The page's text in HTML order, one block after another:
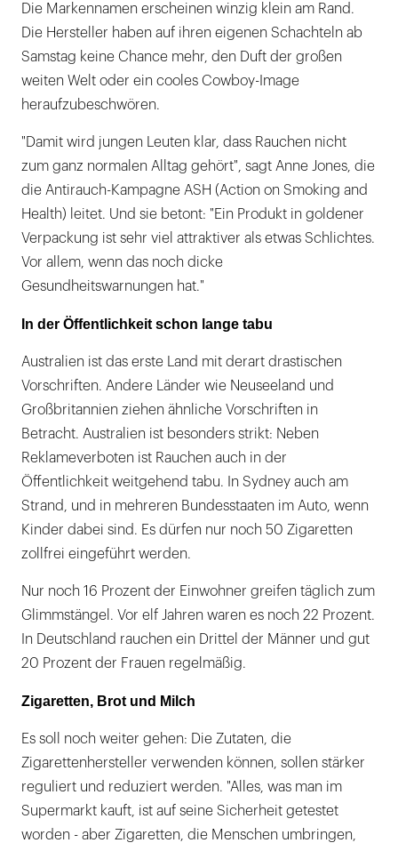
Die Markennamen erscheinen winzig klein am Rand.
Die Hersteller haben auf ihren eigenen Schachteln ab
Samstag keine Chance mehr, den Duft der großen
weiten Welt oder ein cooles Cowboy-Image
heraufzubeschwören.
"Damit wird jungen Leuten klar, dass Rauchen nicht
zum ganz normalen Alltag gehört", sagt Anne Jones, die
die Antirauch-Kampagne ASH (Action on Smoking and
Health) leitet. Und sie betont: "Ein Produkt in goldener
Verpackung ist sehr viel attraktiver als etwas Schlichtes.
Vor allem, wenn das noch dicke
Gesundheitswarnungen hat."
In der Öffentlichkeit schon lange tabu
Australien ist das erste Land mit derart drastischen
Vorschriften. Andere Länder wie Neuseeland und
Großbritannien ziehen ähnliche Vorschriften in
Betracht. Australien ist besonders strikt: Neben
Reklameverboten ist Rauchen auch in der
Öffentlichkeit weitgehend tabu. In Sydney auch am
Strand, und in mehreren Bundesstaaten im Auto, wenn
Kinder dabei sind. Es dürfen nur noch 50 Zigaretten
zollfrei eingeführt werden.
Nur noch 16 Prozent der Einwohner greifen täglich zum
Glimmstängel. Vor elf Jahren waren es noch 22 Prozent.
In Deutschland rauchen ein Drittel der Männer und gut
20 Prozent der Frauen regelmäßig.
Zigaretten, Brot und Milch
Es soll noch weiter gehen: Die Zutaten, die
Zigarettenhersteller verwenden können, sollen stärker
reguliert und reduziert werden. "Alles, was man im
Supermarkt kauft, ist auf seine Sicherheit getestet
worden - aber Zigaretten, die Menschen umbringen,